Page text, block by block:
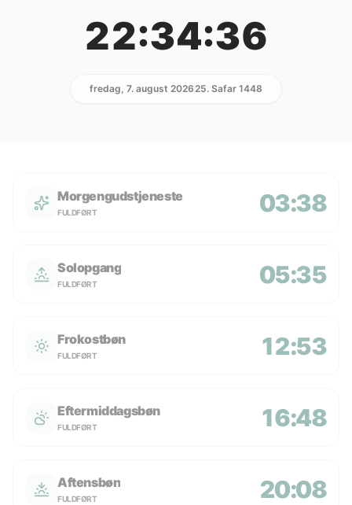
22:34:36
fredag, 7. august 202625. Safar 1448
Morgengudstjeneste
FULDFØRT 03:38
Solopgang
FULDFØRT 05:35
Frokostbøn
FULDFØRT 12:53
Eftermiddagsbøn
FULDFØRT 16:48
Aftensbøn
FULDFØRT 20:08